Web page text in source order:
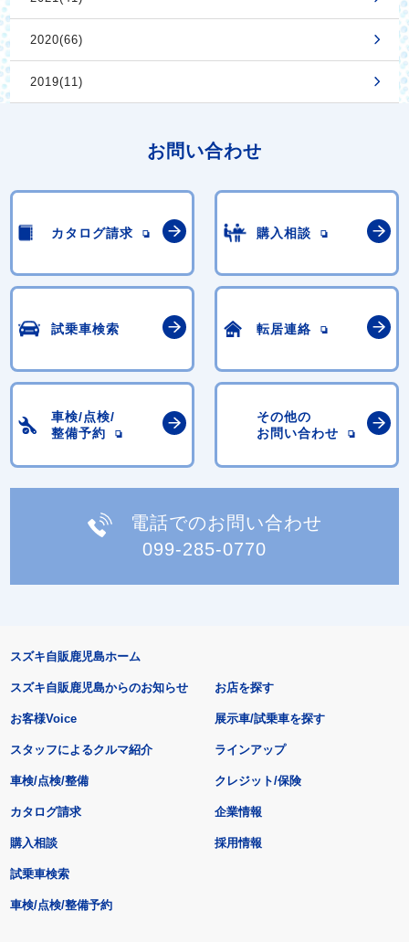
2020(66)
2019(11)
お問い合わせ
カタログ請求 購入相談
試乗車検索 転居連絡
車検/点検/
整備予約
その他の
お問い合わせ
電話でのお問い合わせ
099-285-0770
スズキ自販鹿児島ホーム
スズキ自販鹿児島からのお知らせ
お客様Voice
スタッフによるクルマ紹介
お店を探す
展示車/試乗車を探す
ラインアップ
車検/点検/整備 クレジット/保険
カタログ請求
購入相談
試乗車検索
車検/点検/整備予約
企業情報
採用情報